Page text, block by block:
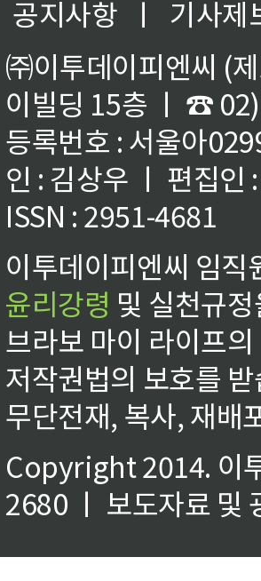
공지사항
ㅣ
기사제
㈜이투데이피엔씨 (
이빌딩 15층 ㅣ ☎
등록번호 : 서울아
인 : 김상우 ㅣ 편집인
ISSN : 2951-4681
이투데이피엔씨 임
윤리강령 및 실천규
브라보 마이 라이프
저작권법의 보호를
무단전재, 복사, 재배
Copyright 2014. 이
2680 ㅣ 보도자료